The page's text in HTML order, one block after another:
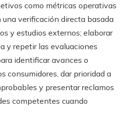
como métricas operativas
una verificación directa basada
y estudios externos; elaborar
y repetir las evaluaciones
identificar avances o
consumidores, dar prioridad a
y presentar reclamos
competentes cuando